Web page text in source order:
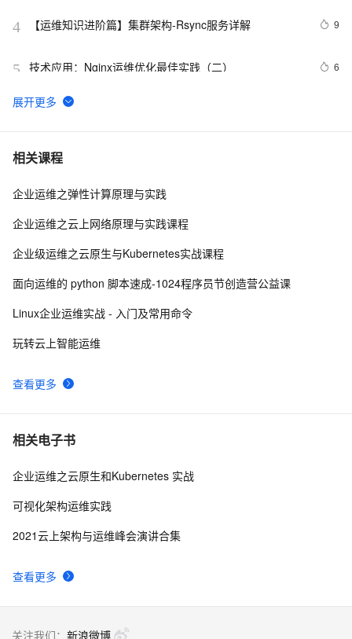
4 【运维知识进阶篇】集群架构-Rsync服务详解 9
5 技术应用：Nginx运维优化最佳实践（二） 6
6
20170705L07-09-03老男孩linux运维实战培训-
7 精彩演绎shell脚本  | 《运维周刊》（02期）
8 安全运维：入侵检测与防御实战指南
10《Spring Boot开发:从0到1》第10章 Spring Boot应用部
相关课程
查看更多
企业运维之弹性计算原理与实践
企业运维之云上网络原理与实践课程
企业级运维之云原生与Kubernetes实战课程
面向运维的 python 脚本速成-1024程序员节创造营公益课
Linux企业运维实战 - 入门及常用命令
玩转云上智能运维
相关电子书
查看更多
企业运维之云原生和Kubernetes 实战
可视化架构运维实践
2021云上架构与运维峰会演讲合集
关注我们： 新浪微博